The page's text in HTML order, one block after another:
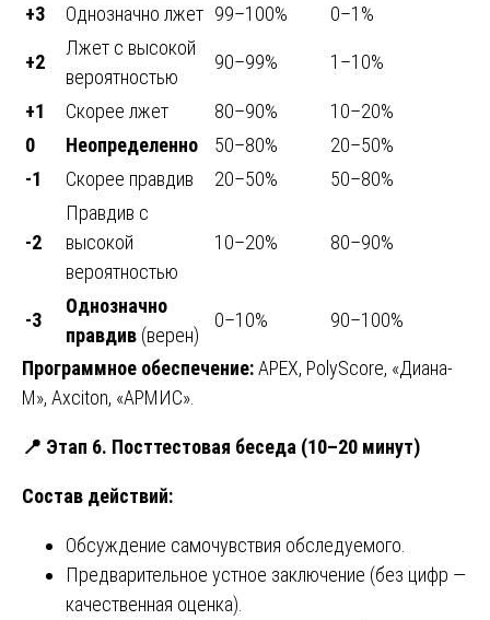
+3
Однозначно лжет 99–100% 0–1%
+2
Лжет с высокой
вероятностью
90–99% 1–10%
+1 Скорее лжет 80–90%
10–20%
0
Неопределенно 50–80%
20–50%
-1
Скорее правдив 20–50% 50–80%
-2
Правдив с
высокой
вероятностью
10–20% 80–90%
-3
Однозначно
правдив (верен)
0–10% 90–100%
Программное обеспечение:APEX, PolyScore, «Диана-
М», Axciton, «АРМИС».
📍 Этап 6. Посттестовая беседа (10–20 минут)
Состав действий:
Обсуждение самочувствия обследуемого.
Предварительное устное заключение (без цифр —
качественная оценка).